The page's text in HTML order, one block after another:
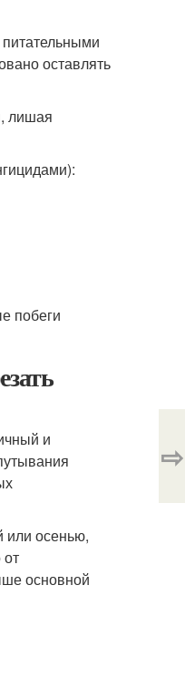
оставлять
лишая
побеги
и
или осенью,
основной
⇨